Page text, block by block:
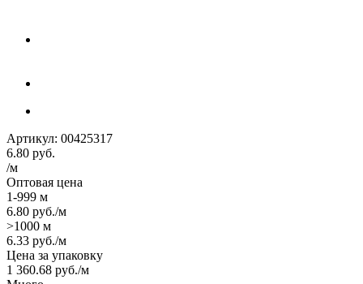
Артикул: 00425317
6.80 руб.
/м
Оптовая цена
1-999 м
6.80 руб./м
>1000 м
6.33 руб./м
Цена за упаковку
1 360.68 руб./м